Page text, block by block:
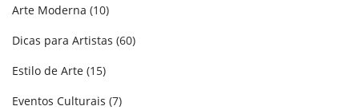
Arte Moderna (10)
Dicas para Artistas (60)
Estilo de Arte (15)
Eventos Culturais (7)